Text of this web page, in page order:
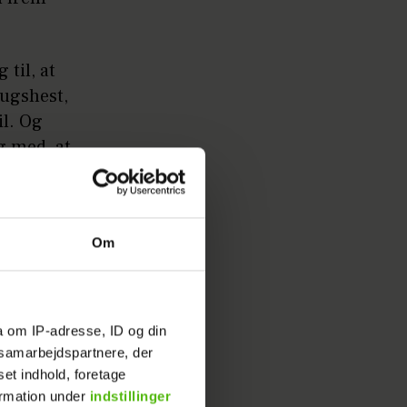
Om
om IP-adresse, ID og din
der
indhold, foretage
under indstillinger
til, at
Og
med, at
kan
ikke
”ar” -